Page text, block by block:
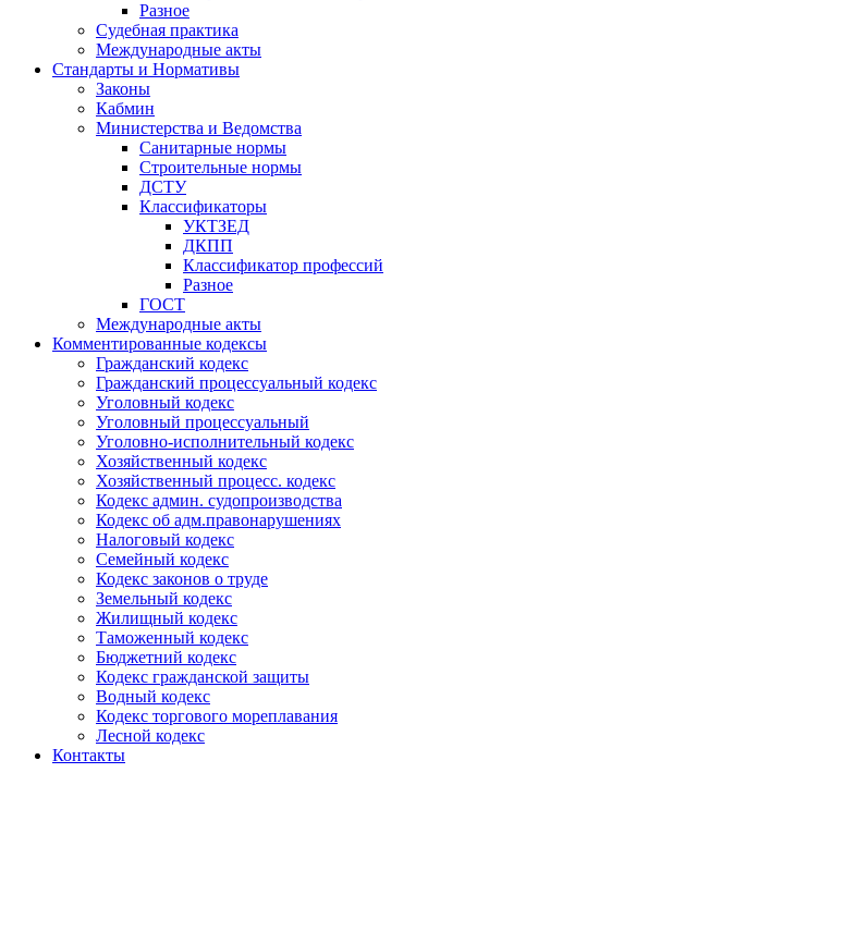
Разное
Судебная практика
Международные акты
Стандарты и Нормативы
Законы
Кабмин
Министерства и Ведомства
Санитарные нормы
Строительные нормы
ДСТУ
Классификаторы
УКТЗЕД
ДКПП
Классификатор профессий
Разное
ГОСТ
Международные акты
Комментированные кодексы
Гражданский кодекс
Гражданский процессуальный кодекс
Уголовный кодекс
Уголовный процессуальный
Уголовно-исполнительный кодекс
Хозяйственный кодекс
Хозяйственный процесс. кодекс
Кодекс админ. судопроизводства
Кодекс об адм.правонарушениях
Налоговый кодекс
Семейный кодекс
Кодекс законов о труде
Земельный кодекс
Жилищный кодекс
Таможенный кодекс
Бюджетний кодекс
Кодекс гражданской защиты
Водный кодекс
Кодекс торгового мореплавания
Лесной кодекс
Контакты